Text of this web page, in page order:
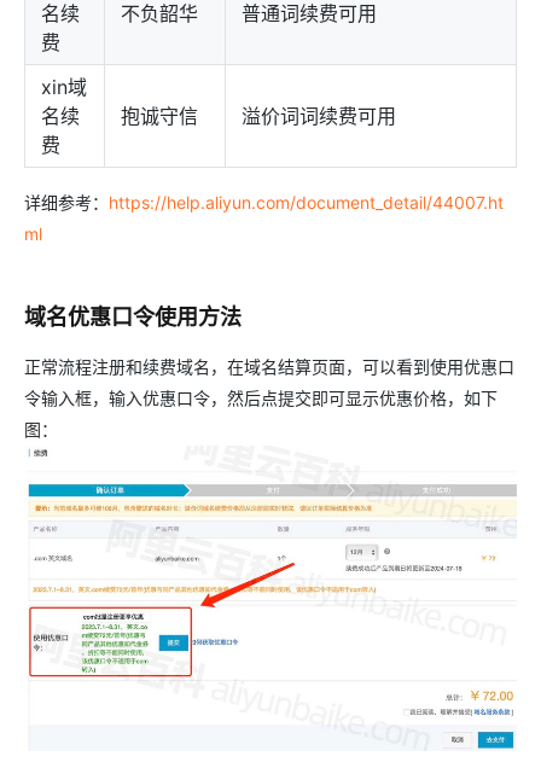
名续
费
不负韶华 普通词续费可用
xin域
名续
费
抱诚守信 溢价词词续费可用
详细参考： https://help.aliyun.com/document_detail/44007.ht
ml
域名优惠口令使用方法
正常流程注册和续费域名，在域名结算页面，可以看到使用优惠口
令输入框，输入优惠口令，然后点提交即可显示优惠价格，如下
图：